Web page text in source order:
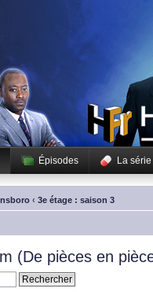
Épisodes La série
‹ 3e étage : saison 3
(De pièces en